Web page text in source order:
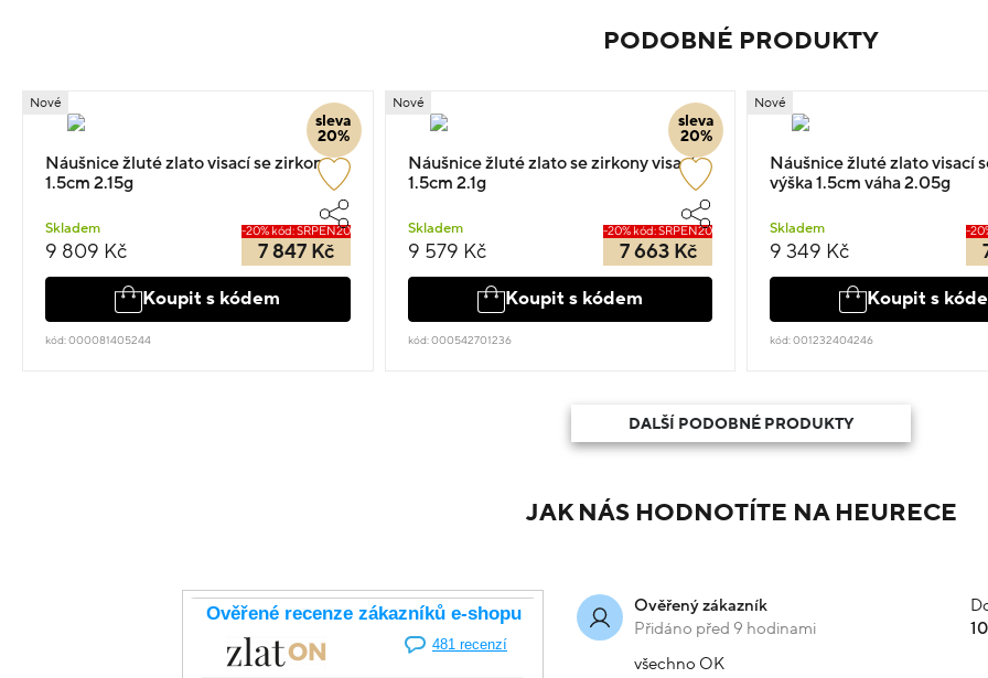
PODOBNÉ PRODUKTY
sleva
20%
Nové
Náušnice žluté zlato visací se zirkony
1.5cm 2.15g
Skladem
9 809 Kč
-20% kód: SRPEN20
7 847 Kč
Koupit s kódem
kód: 000081405244
sleva
20%
Nové
Náušnice žluté zlato se zirkony visací
1.5cm 2.1g
Skladem
9 579 Kč
-20% kód: SRPEN20
7 663 Kč
Koupit s kódem
kód: 000542701236
Nové
Náušnice žluté zlato visací
výška 1.5cm váha 2.05g
Skladem
9 349 Kč
-
Koupit s
kód: 001232404246
DALŠÍ PODOBNÉ PRODUKTY
JAK NÁS HODNOTÍTE NA HEURECE
Ověřený zákazník
Přidáno před 9 hodinami
všechno OK